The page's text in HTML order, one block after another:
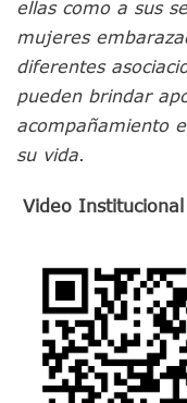
ellas como a sus
mujeres
diferentes
pueden brindar
acompañamiento
su vida
Video